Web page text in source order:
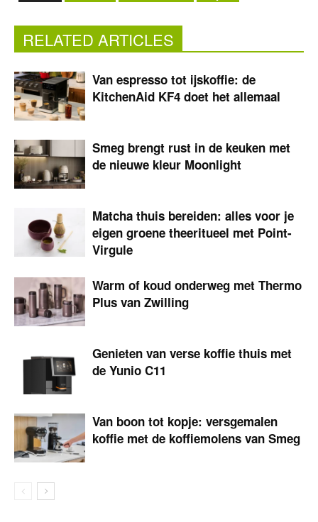
RELATED ARTICLES
Van espresso tot ijskoffie: de
KitchenAid KF4 doet het allemaal
Smeg brengt rust in de keuken met
de nieuwe kleur Moonlight
Matcha thuis bereiden: alles voor je
eigen groene theeritueel met Point-
Virgule
Warm of koud onderweg met Thermo
Plus van Zwilling
Genieten van verse koffie thuis met
de Yunio C11
Van boon tot kopje: versgemalen
koffie met de koffiemolens van Smeg